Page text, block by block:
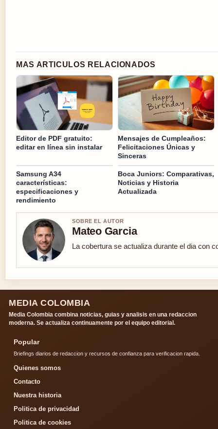
MAS ARTICULOS RELACIONADOS
Editor de PDF gratuito:
editar en línea sin instalar
Mensajes de Cumpleaños:
Felicitaciones Únicas y
Sinceras
Samsung A34
características:
especificaciones y
rendimiento
Boca Juniors: Comparativas,
Noticias y Historia
Actualizada
SOBRE EL AUTOR
Mateo Garcia
La cobertura se actualiza durante el dia con
MEDIA COLOMBIA
Media Colombia combina noticias, guias y analisis en una redaccion
moderna. Se actualiza continuamente por el equipo editorial.
Popular
Briefings diarios de redaccion y recursos de confianza para verificacion rapida.
Quienes somos
Contacto
Nuestra historia
Politica de privacidad
Politica de cookies